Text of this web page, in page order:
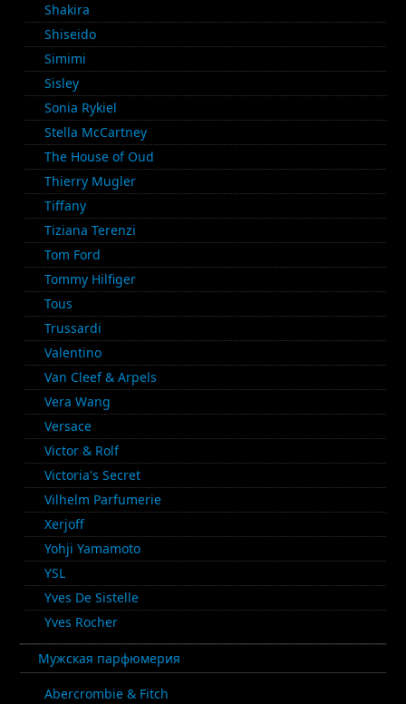
Shakira
Shiseido
Simimi
Sisley
Sonia Rykiel
Stella McCartney
The House of Oud
Thierry Mugler
Tiffany
Tiziana Terenzi
Tom Ford
Tommy Hilfiger
Tous
Trussardi
Valentino
Van Cleef & Arpels
Vera Wang
Versace
Victor & Rolf
Victoria's Secret
Vilhelm Parfumerie
Xerjoff
Yohji Yamamoto
YSL
Yves De Sistelle
Yves Rocher
Мужская парфюмерия
Abercrombie & Fitch